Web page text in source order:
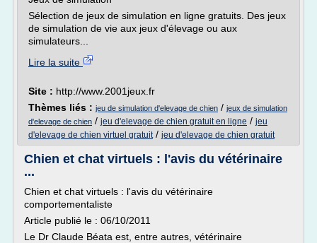
Sélection de jeux de simulation en ligne gratuits. Des jeux
de simulation de vie aux jeux d'élevage ou aux
simulateurs...
Lire la suite
Site : http://www.2001jeux.fr
Thèmes liés : jeu de simulation d'elevage de chien / jeux de simulation
d'elevage de chien / jeu d'elevage de chien gratuit en ligne / jeu
d'elevage de chien virtuel gratuit/ jeu d'elevage de chien gratuit
Chien et chat virtuels : l'avis du vétérinaire
...
Chien et chat virtuels : l'avis du vétérinaire
comportementaliste
Article publié le : 06/10/2011
Le Dr Claude Béata est, entre autres, vétérinaire